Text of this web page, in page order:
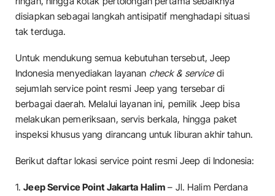
disiapkan sebagai langkah antisipatif menghadapi situasi
tak terduga.
Untuk mendukung semua kebutuhan tersebut, Jeep
Indonesia menyediakan layanan check & service di
sejumlah service point resmi Jeep yang tersebar di
berbagai daerah. Melalui layanan ini, pemilik Jeep bisa
melakukan pemeriksaan, servis berkala, hingga paket
inspeksi khusus yang dirancang untuk liburan akhir tahun.
Berikut daftar lokasi service point resmi Jeep di Indonesia:
1.Jeep Service Point Jakarta Halim – Jl. Halim Perdana